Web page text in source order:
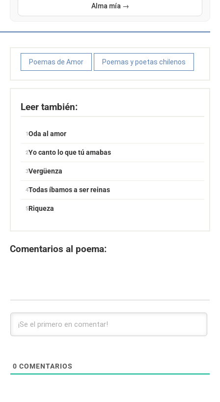
Alma mía →
Poemas de Amor Poemas y poetas chilenos
Leer también:
Oda al amor
Yo canto lo que tú amabas
Vergüenza
Todas íbamos a ser reinas
Riqueza
Comentarios al poema:
0 COMENTARIOS